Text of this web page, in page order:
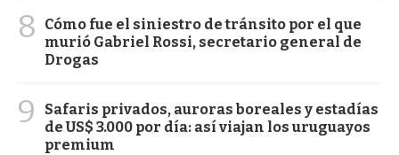
8
Cómo fue el siniestro de tránsito por el que
murió Gabriel Rossi, secretario general de
Drogas
9
Safaris privados, auroras boreales y estadías
de US$ 3.000 por día: así viajan los uruguayos
premium